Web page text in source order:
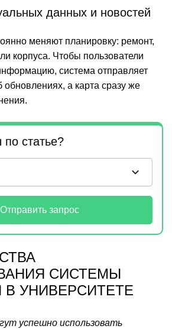
данных и новостей
меняют планировку: ремонт,
корпуса. Чтобы пользователи
система отправляет
а карта сразу же
статье?
Отправить запрос
СИСТЕМЫ
В УНИВЕРСИТЕТЕ
успешно использовать